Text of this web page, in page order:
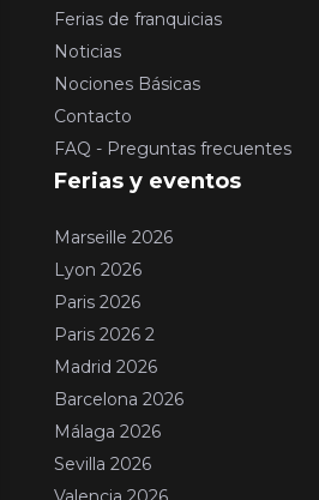
Ferias de franquicias
Noticias
Nociones Básicas
Contacto
FAQ - Preguntas frecuentes
Ferias y eventos
Marseille 2026
Lyon 2026
Paris 2026
Paris 2026 2
Madrid 2026
Barcelona 2026
Málaga 2026
Sevilla 2026